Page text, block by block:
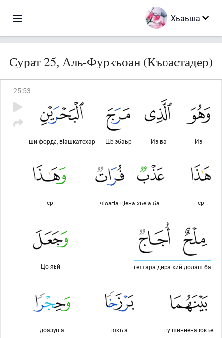
Хьаьша
Сурат 25, Аль-Фуркъоан (Къоастадер)
25:53
Из
Из ва
Ше эбаьр
ши форда, вlашкатехар
ер
чlоагlа цlена хьеlа ба
ер
геттара дира хий долаш ба
Цо яьй
цу шиннена юкъе
юкъ а
доазув а